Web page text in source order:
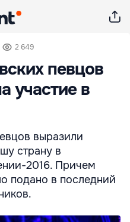
2 649
певцов
участие в
выразили
страну в
2016. Причем
подано в последний